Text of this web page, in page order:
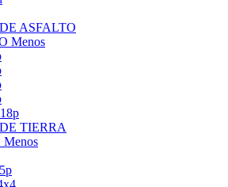
ASFALTO
Menos
TIERRA
Menos